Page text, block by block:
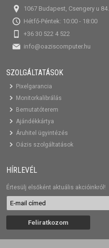
1067 Budapest, Csengery u 84.
Hétfő-Péntek: 10:00 - 18:00
+36 30 522 4 522
info@oaziscomputer.hu
SZOLGÁLTATÁSOK
Pixelgarancia
Monitorkalibrálás
Bemutatóterem
Ajándékkártya
Áruhitel ügyintézés
Oázis szolgáltatások
HÍRLEVÉL
Értesülj elsőként aktuális akcióinkról!